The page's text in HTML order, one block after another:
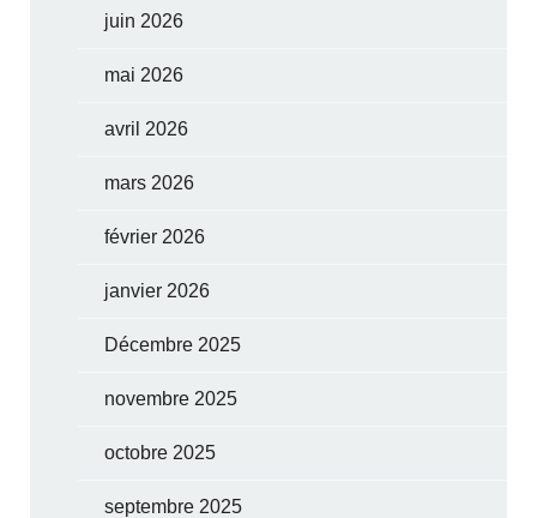
juin 2026
mai 2026
avril 2026
mars 2026
février 2026
janvier 2026
Décembre 2025
novembre 2025
octobre 2025
septembre 2025